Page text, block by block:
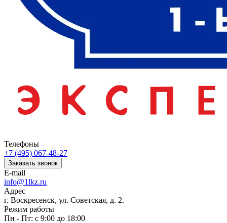
Телефоны
+7 (495) 067-48-27
Заказать звонок
E-mail
info@1lkz.ru
Адрес
г. Воскресенск, ул. Советская, д. 2.
Режим работы
Пн - Пт: с 9:00 до 18:00